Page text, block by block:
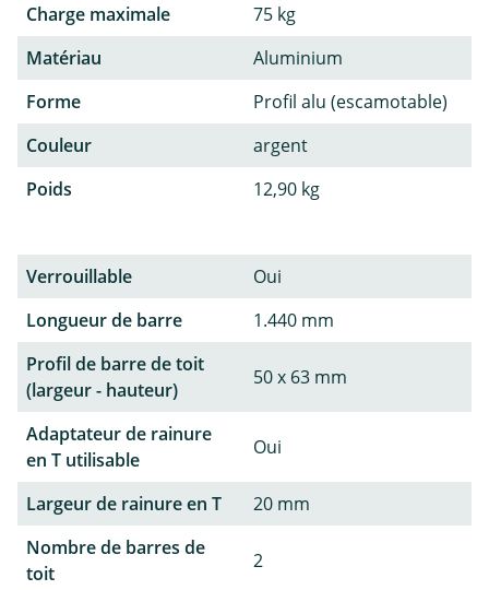
Charge maximale
75 kg
Matériau
Aluminium
Forme
Profil alu (escamotable)
Couleur
argent
Poids
12,90 kg
Verrouillable
Oui
Longueur de barre
1.440 mm
Profil de barre de toit
(largeur - hauteur)
50 x 63 mm
Adaptateur de rainure
en T utilisable
Oui
Largeur de rainure en T
20 mm
Nombre de barres de
toit
2